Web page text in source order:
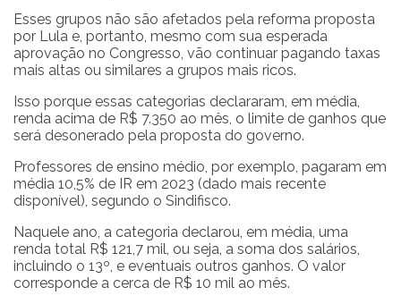
Esses grupos não são afetados pela reforma proposta
por Lula e, portanto, mesmo com sua esperada
aprovação no Congresso, vão continuar pagando taxas
mais altas ou similares a grupos mais ricos.
Isso porque essas categorias declararam, em média,
renda acima de R$ 7.350 ao mês, o limite de ganhos que
será desonerado pela proposta do governo.
Professores de ensino médio, por exemplo, pagaram em
média 10,5% de IR em 2023 (dado mais recente
disponível), segundo o Sindifisco.
Naquele ano, a categoria declarou, em média, uma
renda total R$ 121,7 mil, ou seja, a soma dos salários,
incluindo o 13º, e eventuais outros ganhos. O valor
corresponde a cerca de R$ 10 mil ao mês.